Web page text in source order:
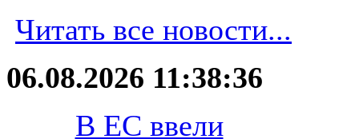
Читать все новости...
06.08.2026 11:38:36
В ЕС ввели